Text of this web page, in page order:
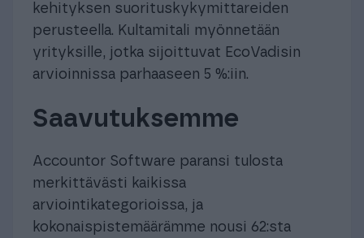
kehityksen suorituskykymittareiden
perusteella. Kultamitali myönnetään
yrityksille, jotka sijoittuvat EcoVadisin
arvioinnissa parhaaseen 5 %:iin.
Saavutuksemme
Accountor Software paransi tulosta
merkittävästi kaikissa
arviointikategorioissa, ja
kokonaispistemäärämme nousi 62:sta